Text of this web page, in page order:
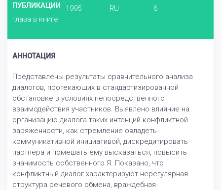
ПУБЛИКАЦИИ
глава в книге
1995
RU
6
АННОТАЦИЯ
Представлены результаты сравнительного анализа
диалогов, протекающих в стандартизированной
обстановке в условиях непосредственного
взаимодействия участников. Выявлено влияние на
организацию диалога таких интенций конфликтной
заряженности, как стремление овладеть
коммуникативной инициативой, дискредитировать
партнера и помешать ему высказаться, повысить
значимость собственного Я. Показано, что
конфликтный диалог характеризуют нерегулярная
структура речевого обмена, враждебная